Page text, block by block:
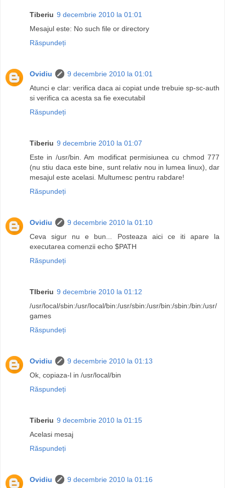
Tiberiu 9 decembrie 2010 la 01:01
Mesajul este: No such file or directory
Răspundeți
Ovidiu
9 decembrie 2010 la 01:01
Atunci e clar: verifica daca ai copiat unde trebuie sp-sc-auth
si verifica ca acesta sa fie executabil
Răspundeți
Tiberiu 9 decembrie 2010 la 01:07
Este in /usr/bin. Am modificat permisiunea cu chmod 777
(nu stiu daca este bine, sunt relativ nou in lumea linux), dar
mesajul este acelasi. Multumesc pentru rabdare!
Răspundeți
Ovidiu
9 decembrie 2010 la 01:10
Ceva sigur nu e bun... Posteaza aici ce iti apare la
executarea comenzii echo $PATH
Răspundeți
TIberiu 9 decembrie 2010 la 01:12
/usr/local/sbin:/usr/local/bin:/usr/sbin:/usr/bin:/sbin:/bin:/usr/
games
Răspundeți
Ovidiu
9 decembrie 2010 la 01:13
Ok, copiaza-l in /usr/local/bin
Răspundeți
Tiberiu 9 decembrie 2010 la 01:15
Acelasi mesaj
Răspundeți
Ovidiu
9 decembrie 2010 la 01:16